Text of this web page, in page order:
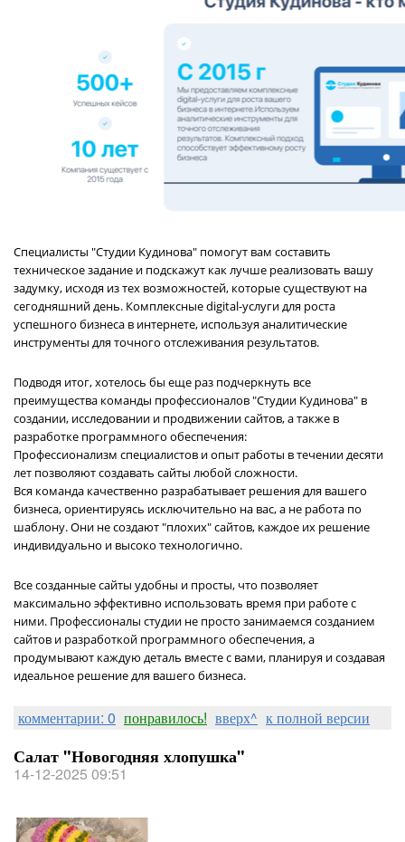
Специалисты "Студии Кудинова" помогут вам составить
техническое задание и подскажут как лучше реализовать вашу
задумку, исходя из тех возможностей, которые существуют на
сегодняшний день. Комплексные digital-услуги для роста
успешного бизнеса в интернете, используя аналитические
инструменты для точного отслеживания результатов.
Подводя итог, хотелось бы еще раз подчеркнуть все
преимущества команды профессионалов "Студии Кудинова" в
создании, исследовании и продвижении сайтов, а также в
разработке программного обеспечения:
Профессионализм специалистов и опыт работы в течении десяти
лет позволяют создавать сайты любой сложности.
Вся команда качественно разрабатывает решения для вашего
бизнеса, ориентируясь исключительно на вас, а не работа по
шаблону. Они не создают "плохих" сайтов, каждое их решение
индивидуально и высоко технологично.
Все созданные сайты удобны и просты, что позволяет
максимально эффективно использовать время при работе с
ними. Профессионалы студии не просто занимаемся созданием
сайтов и разработкой программного обеспечения, а
продумывают каждую деталь вместе с вами, планируя и создавая
идеальное решение для вашего бизнеса.
комментарии: 0 понравилось! вверх^ к полной версии
Салат "Новогодняя хлопушка"
14-12-2025 09:51